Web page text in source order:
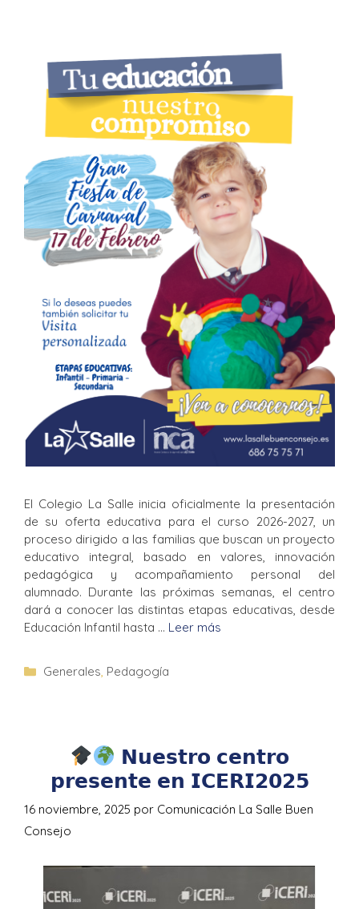
El Colegio La Salle inicia oficialmente la presentación
de su oferta educativa para el curso 2026-2027, un
proceso dirigido a las familias que buscan un proyecto
educativo integral, basado en valores, innovación
pedagógica y acompañamiento personal del
alumnado. Durante las próximas semanas, el centro
dará a conocer las distintas etapas educativas, desde
Educación Infantil hasta … Leer más
Generales, Pedagogía
𝗡𝘂𝗲𝘀𝘁𝗿𝗼 𝗰𝗲𝗻𝘁𝗿𝗼
𝗽𝗿𝗲𝘀𝗲𝗻𝘁𝗲 𝗲𝗻 𝗜𝗖𝗘𝗥𝗜𝟮𝟬𝟮𝟱
16 noviembre, 2025 por Comunicación La Salle Buen
Consejo